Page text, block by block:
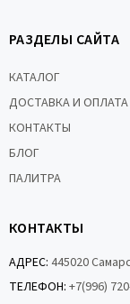
РАЗДЕЛЫ САЙТА
КАТАЛОГ
ДОСТАВКА И ОПЛАТА
КОНТАКТЫ
БЛОГ
ПАЛИТРА
КОНТАКТЫ
АДРЕС: 445020
ТЕЛЕФОН: +7(996)